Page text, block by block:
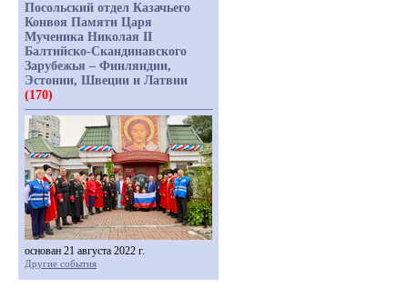
Посольский отдел Казачьего
Конвоя Памяти Царя
Мученика Николая II
Балтийско-Скандинавского
Зарубежья – Финляндии,
Эстонии, Швеции и Латвии
(170)
основан 21 августа 2022 г.
Другие события